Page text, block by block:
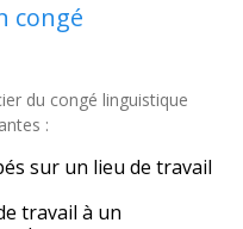
congé
du congé linguistique
:
sur un lieu de travail
travail à un